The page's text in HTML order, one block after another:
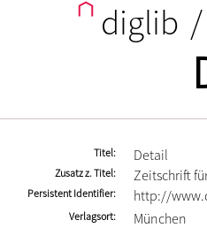
diglib /
Titel Detail
Zusatz z. Titel Zeitschrift
Persistent Identifier http://
Verlagsort München